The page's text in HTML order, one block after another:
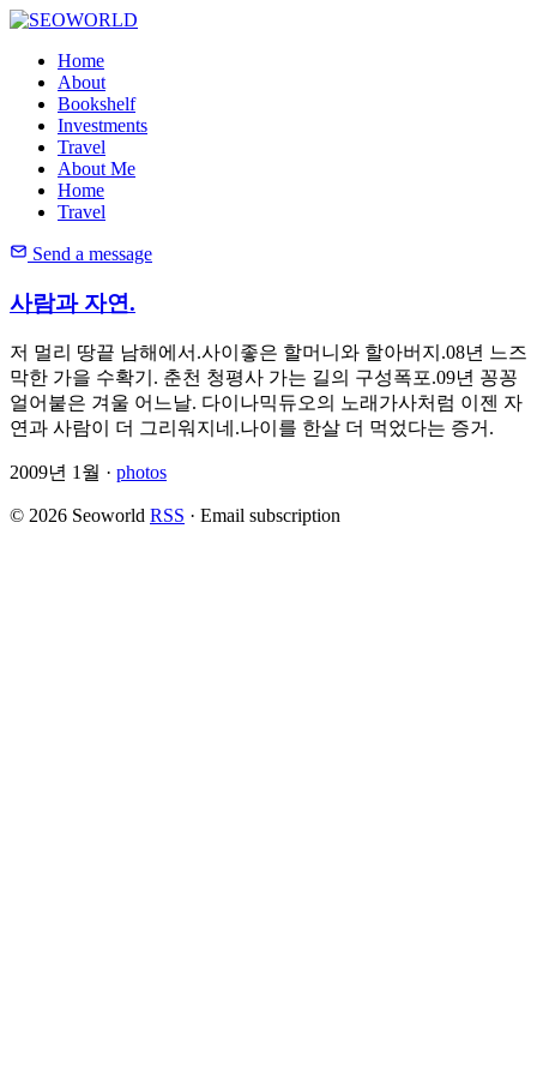
Home
About
Bookshelf
Investments
Travel
About Me
Home
Travel
Send a message
사람과 자연.
저 멀리 땅끝 남해에서.사이좋은 할머니와 할아버지.08년 느즈
막한 가을 수확기. 춘천 청평사 가는 길의 구성폭포.09년 꽁꽁
얼어붙은 겨울 어느날. 다이나믹듀오의 노래가사처럼 이젠 자
연과 사람이 더 그리워지네.나이를 한살 더 먹었다는 증거.
2009년 1월 · photos
© 2026 Seoworld RSS · Email subscription